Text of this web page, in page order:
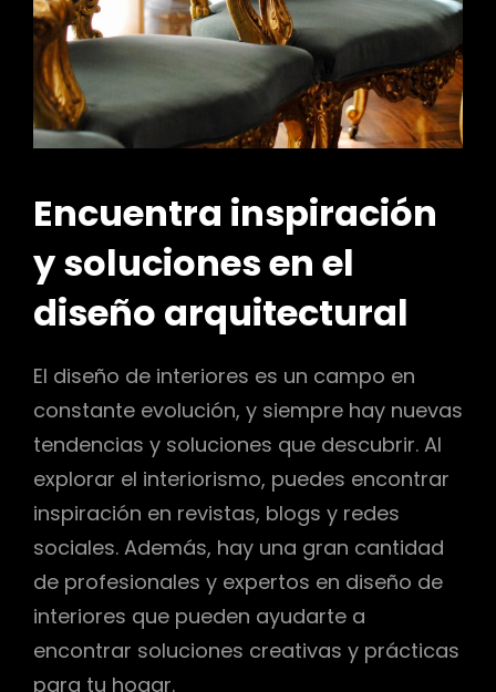
Encuentra inspiración
y soluciones en el
diseño arquitectural
El diseño de interiores es un campo en
constante evolución, y siempre hay nuevas
tendencias y soluciones que descubrir. Al
explorar el interiorismo, puedes encontrar
inspiración en revistas, blogs y redes
sociales. Además, hay una gran cantidad
de profesionales y expertos en diseño de
interiores que pueden ayudarte a
encontrar soluciones creativas y prácticas
para tu hogar.